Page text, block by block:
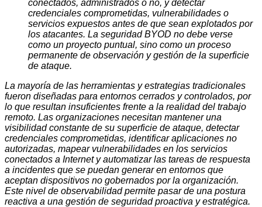
conectados, administrados o no, y detectar
credenciales comprometidas, vulnerabilidades o
servicios expuestos antes de que sean explotados por
los atacantes. La seguridad BYOD no debe verse
como un proyecto puntual, sino como un proceso
permanente de observación y gestión de la superficie
de ataque.
La mayoría de las herramientas y estrategias tradicionales
fueron diseñadas para entornos cerrados y controlados, por
lo que resultan insuficientes frente a la realidad del trabajo
remoto. Las organizaciones necesitan mantener una
visibilidad constante de su superficie de ataque, detectar
credenciales comprometidas, identificar aplicaciones no
autorizadas, mapear vulnerabilidades en los servicios
conectados a Internet y automatizar las tareas de respuesta
a incidentes que se puedan generar en entornos que
aceptan dispositivos no gobernados por la organización.
Este nivel de observabilidad permite pasar de una postura
reactiva a una gestión de seguridad proactiva y estratégica.